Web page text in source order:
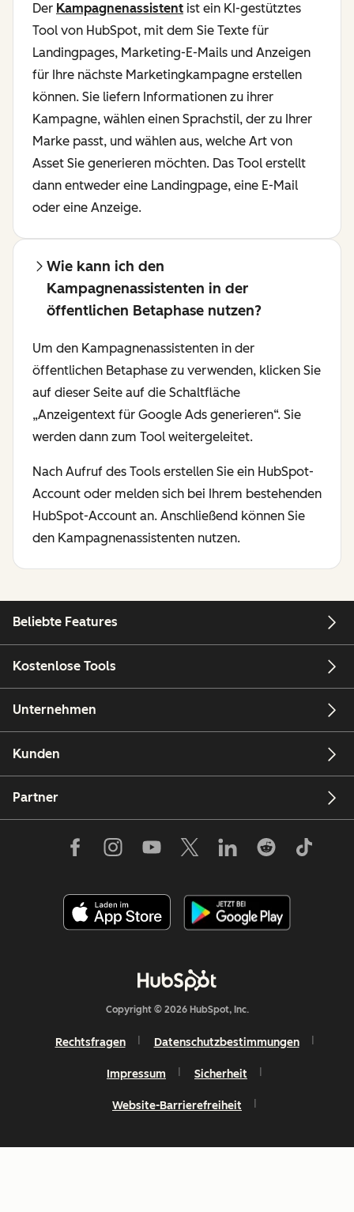
Der Kampagnenassistent ist ein KI-gestütztes
Tool von HubSpot, mit dem Sie Texte für
Landingpages, Marketing-E-Mails und Anzeigen
für Ihre nächste Marketingkampagne erstellen
können. Sie liefern Informationen zu ihrer
Kampagne, wählen einen Sprachstil, der zu Ihrer
Marke passt, und wählen aus, welche Art von
Asset Sie generieren möchten. Das Tool erstellt
dann entweder eine Landingpage, eine E-Mail
oder eine Anzeige.
Wie kann ich den
Kampagnenassistenten in der
öffentlichen Betaphase nutzen?
Um den Kampagnenassistenten in der
öffentlichen Betaphase zu verwenden, klicken Sie
auf dieser Seite auf die Schaltfläche
„Anzeigentext für Google Ads generieren“. Sie
werden dann zum Tool weitergeleitet.
Nach Aufruf des Tools erstellen Sie ein HubSpot-
Account oder melden sich bei Ihrem bestehenden
HubSpot-Account an. Anschließend können Sie
den Kampagnenassistenten nutzen.
Beliebte Features
Kostenlose Tools
Unternehmen
Kunden
Partner
Copyright © 2026 HubSpot, Inc.
Rechtsfragen Datenschutzbestimmungen
Impressum Sicherheit
Website-Barrierefreiheit